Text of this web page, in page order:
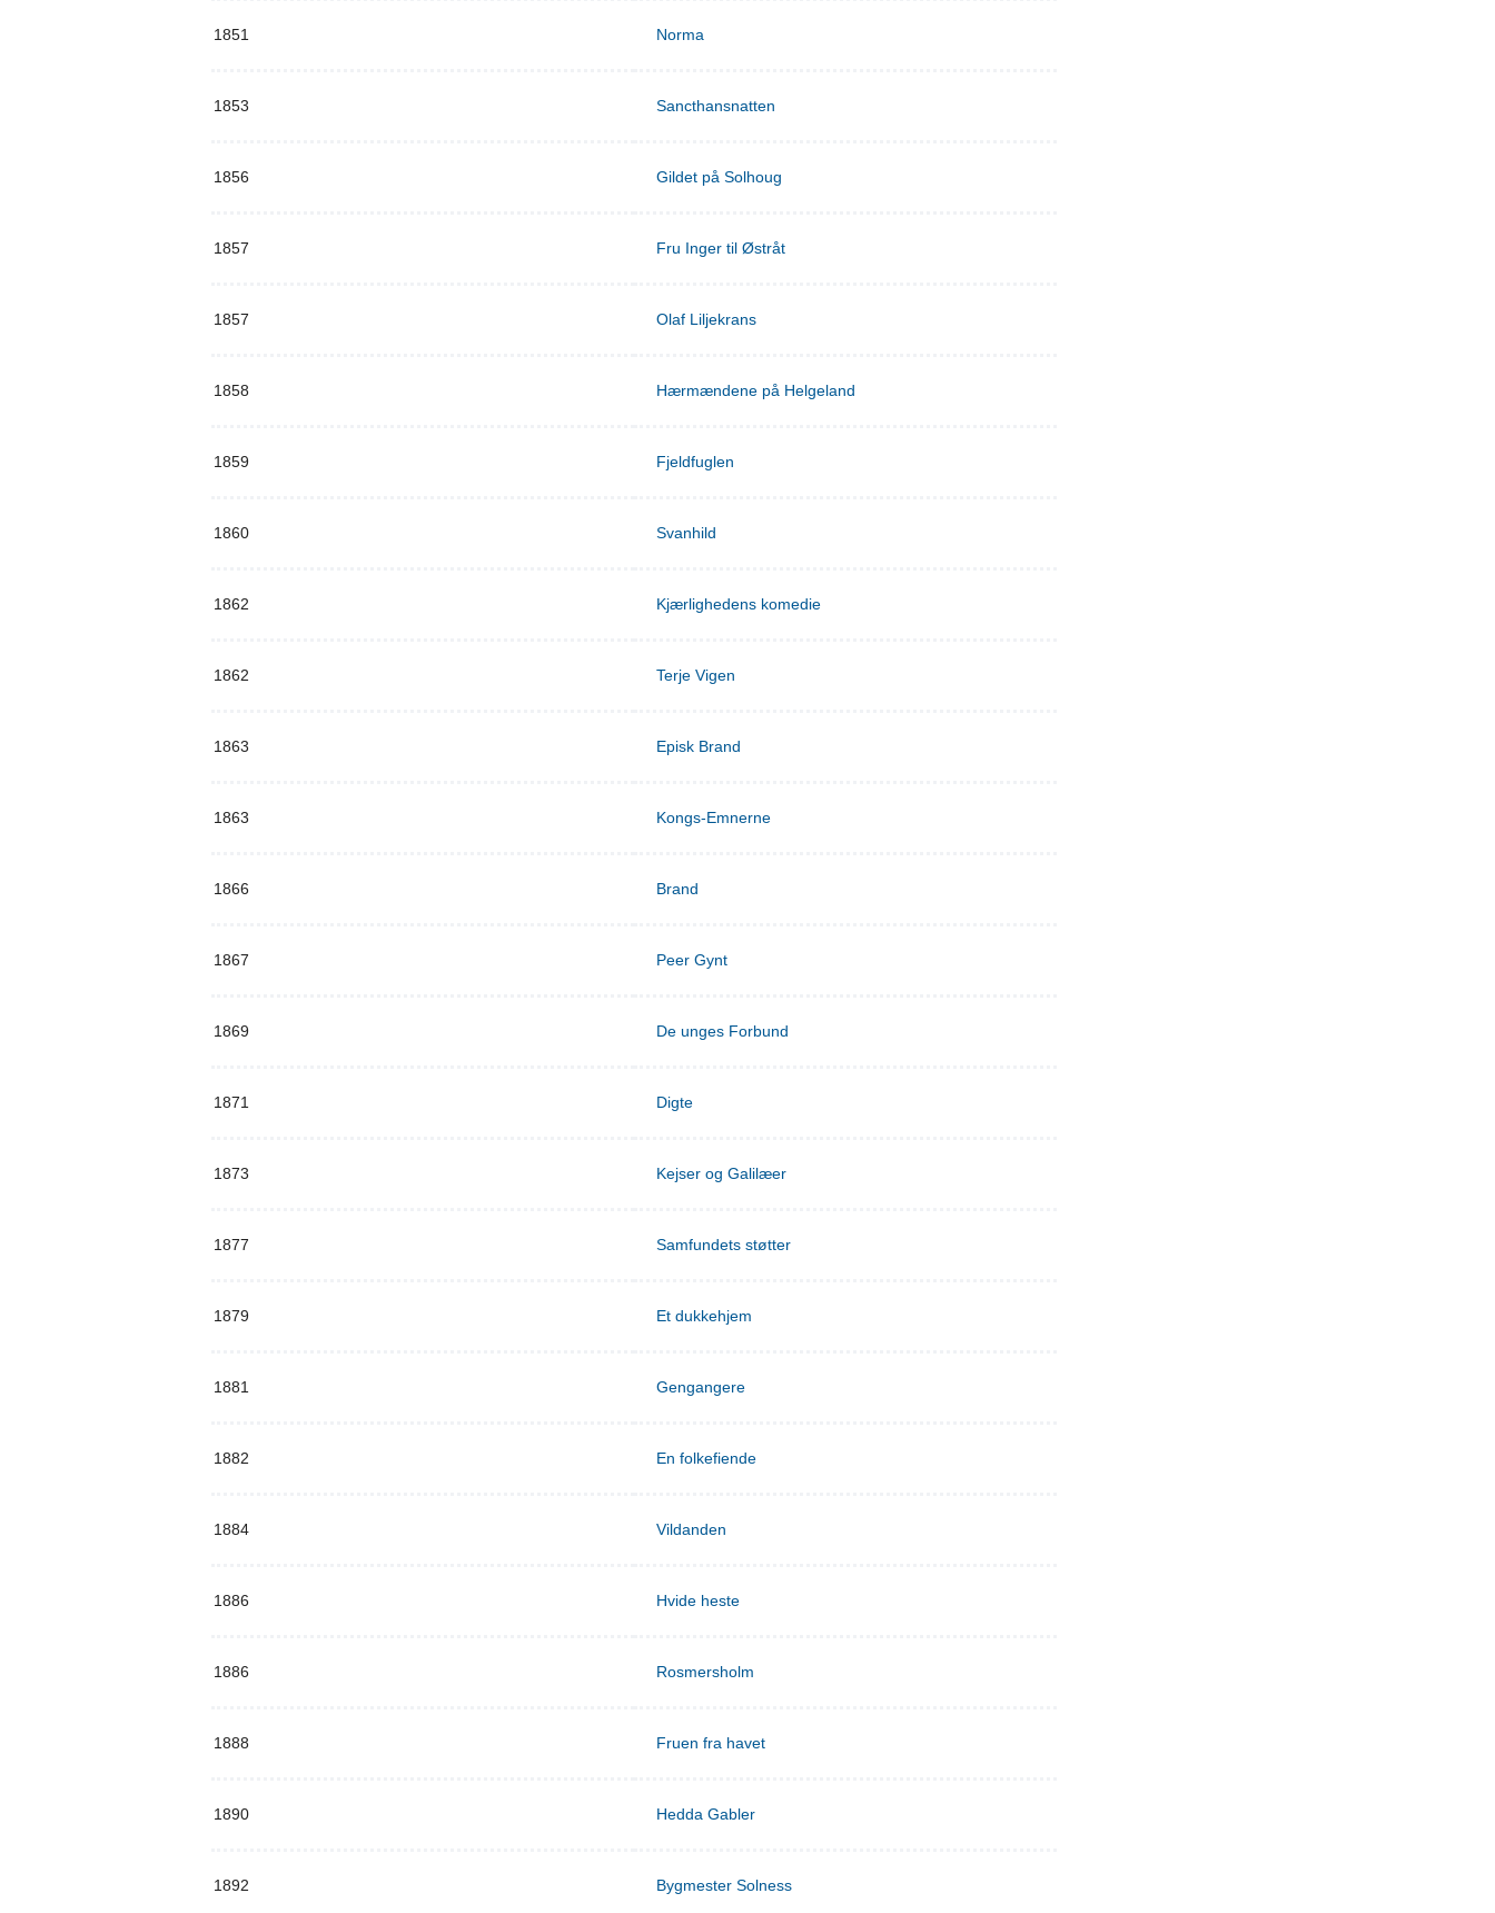
1851 Norma
1853 Sancthansnatten
1856 Gildet på Solhoug
1857 Fru Inger til Østråt
1857 Olaf Liljekrans
1858 Hærmændene på Helgeland
1859 Fjeldfuglen
1860 Svanhild
1862 Kjærlighedens komedie
1862 Terje Vigen
1863 Episk Brand
1863 Kongs-Emnerne
1866 Brand
1867 Peer Gynt
1869 De unges Forbund
1871 Digte
1873 Kejser og Galilæer
1877 Samfundets støtter
1879 Et dukkehjem
1881 Gengangere
1882 En folkefiende
1884 Vildanden
1886 Hvide heste
1886 Rosmersholm
1888 Fruen fra havet
1890 Hedda Gabler
1892 Bygmester Solness